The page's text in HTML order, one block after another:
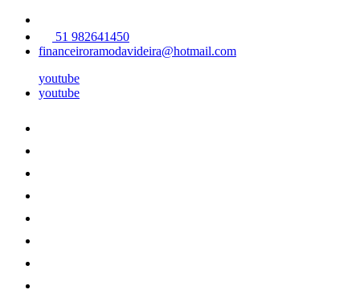
51 982641450
financeiroramodavideira@hotmail.com
youtube
youtube